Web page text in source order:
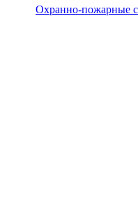
Охранно-пожарные